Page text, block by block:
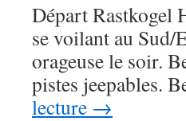
Départ Rastkogel
se voilant au Sud/
orageuse le soir.
pistes jeepables.
lecture →